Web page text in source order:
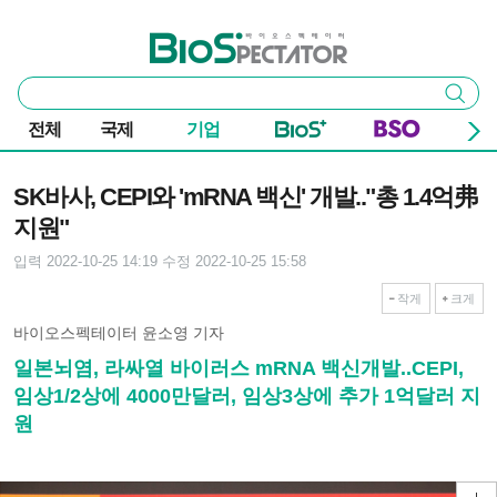
바이오스펙테이터
통
합
검
색
검색
전체 국제 기업
SK바사, CEPI와 'mRNA 백신' 개발.."총 1.4억弗
지원"
입력 2022-10-25 14:19 수정 2022-10-25 15:58
작게 크게
바이오스펙테이터 윤소영 기자
일본뇌염, 라싸열 바이러스 mRNA 백신개발..CEPI,
임상1/2상에 4000만달러, 임상3상에 추가 1억달러 지
원